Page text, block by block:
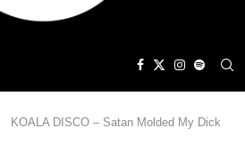
KOALA DISCO – Satan Molded My Dick